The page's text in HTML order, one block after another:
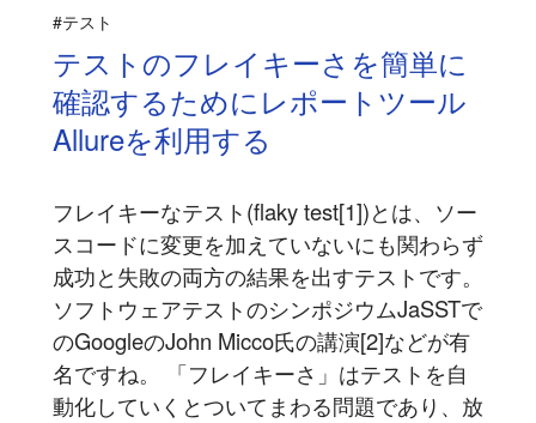
#テスト
テストのフレイキーさを簡単に
確認するためにレポートツール
Allureを利用する
フレイキーなテスト(flaky test[1])とは、ソー
スコードに変更を加えていないにも関わらず
成功と失敗の両方の結果を出すテストです。
ソフトウェアテストのシンポジウムJaSSTで
のGoogleのJohn Micco氏の講演[2]などが有
名ですね。 「フレイキーさ」はテストを自
動化していくとついてまわる問題であり、放